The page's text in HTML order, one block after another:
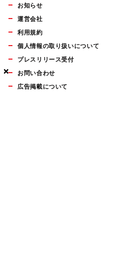
×
×
×
お知らせ
運営会社
利用規約
個人情報の取り扱いについて
プレスリリース受付
お問い合わせ
広告掲載について